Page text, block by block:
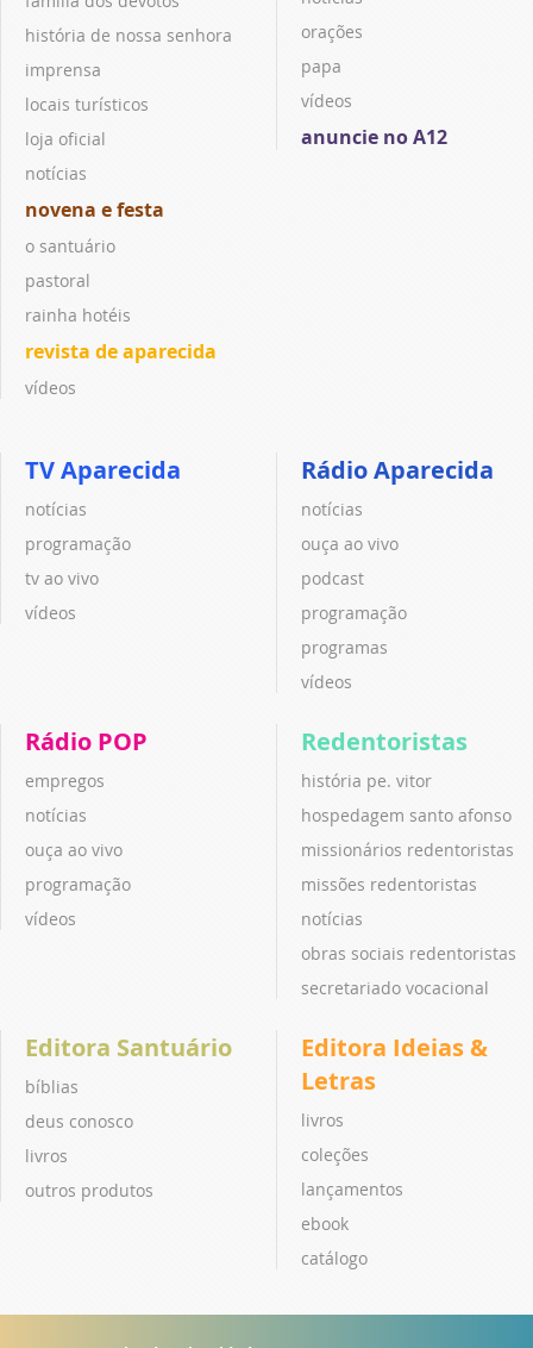
história de nossa senhora
imprensa
locais turísticos
loja oficial
notícias
novena e festa
o santuário
pastoral
rainha hotéis
revista de aparecida
vídeos
orações
papa
vídeos
anuncie no A12
TV Aparecida
notícias
programação
tv ao vivo
vídeos
Rádio Aparecida
notícias
ouça ao vivo
podcast
programação
programas
vídeos
Rádio POP
empregos
notícias
ouça ao vivo
programação
vídeos
Redentoristas
história pe. vitor
hospedagem santo afonso
missionários redentoristas
missões redentoristas
notícias
obras sociais redentoristas
secretariado vocacional
Editora Santuário
bíblias
deus conosco
livros
outros produtos
Editora Ideias &
Letras
livros
coleções
lançamentos
ebook
catálogo